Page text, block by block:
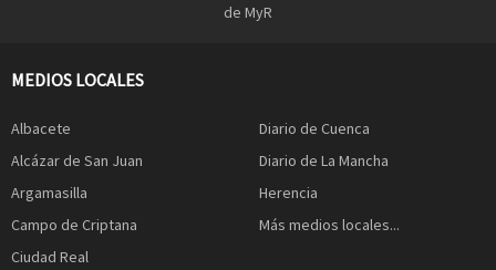
de MyR
MEDIOS LOCALES
Albacete
Alcázar de San Juan
Argamasilla
Campo de Criptana
Ciudad Real
Diario de Cuenca
Diario de La Mancha
Herencia
Más medios locales...